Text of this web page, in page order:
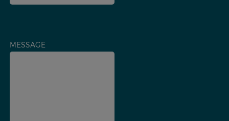
MESSAGE